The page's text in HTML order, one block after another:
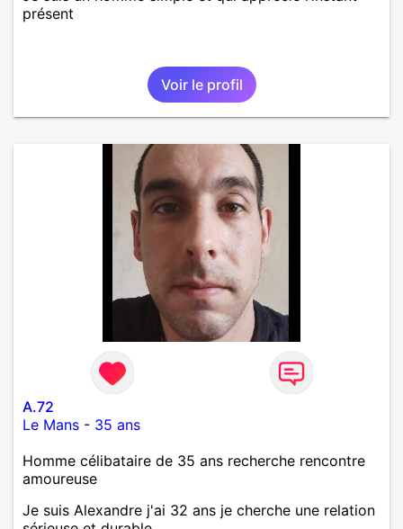
présent
Voir le profil
A.72
Le Mans - 35 ans
Homme célibataire de 35 ans recherche rencontre
amoureuse
Je suis Alexandre j'ai 32 ans je cherche une relation